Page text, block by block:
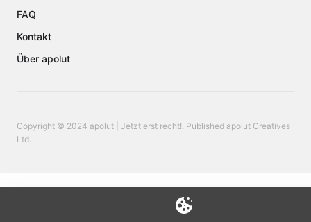
FAQ
Kontakt
Über apolut
Copyright © 2024 apolut | Jetzt erst recht!. Published apolut Creatives
Ltd.